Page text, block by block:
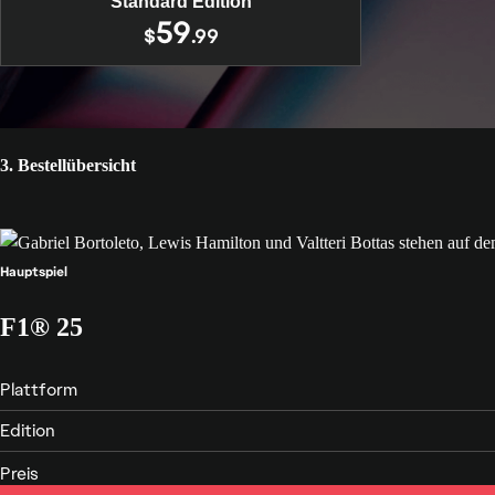
$59.99
3. Bestellübersicht
Hauptspiel
F1® 25
Plattform
Edition
Preis
RECHTLICHE HINWEISE UND
RÜCKERSTATTUNGEN
SOZIALE VERANTWORTUNG VON
Für deine Region können Umsatzsteuern gelten.